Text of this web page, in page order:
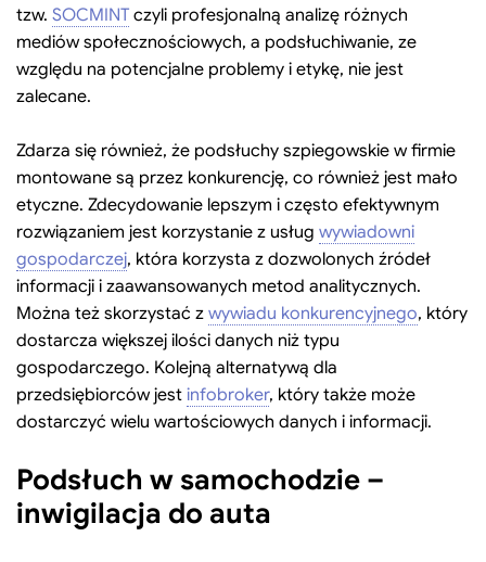
tzw. SOCMINT czyli profesjonalną analizę różnych
mediów społecznościowych, a podsłuchiwanie, ze
względu na potencjalne problemy i etykę, nie jest
zalecane.
Zdarza się również, że podsłuchy szpiegowskie w firmie
montowane są przez konkurencję, co również jest mało
etyczne. Zdecydowanie lepszym i często efektywnym
rozwiązaniem jest korzystanie z usług wywiadowni
gospodarczej, która korzysta z dozwolonych źródeł
informacji i zaawansowanych metod analitycznych.
Można też skorzystać z wywiadu konkurencyjnego, który
dostarcza większej ilości danych niż typu
gospodarczego. Kolejną alternatywą dla
przedsiębiorców jest infobroker, który także może
dostarczyć wielu wartościowych danych i informacji.
Podsłuch w samochodzie –
inwigilacja do auta